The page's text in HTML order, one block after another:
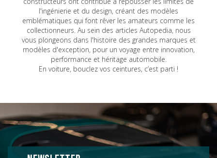
l'ingénierie et du design, créant des modèles
emblématiques qui font rêver les amateurs comme les
collectionneurs. Au sein des articles Autopedia, nous
vous plongeons dans l'histoire des grandes marques et
modèles d'exception, pour un voyage entre innovation,
performance et héritage automobile.
En voiture, bouclez vos ceintures, c’est parti !